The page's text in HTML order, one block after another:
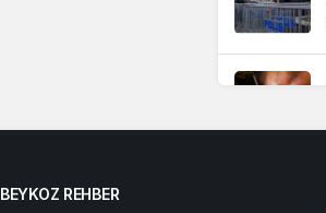
BEYKOZ REHBER